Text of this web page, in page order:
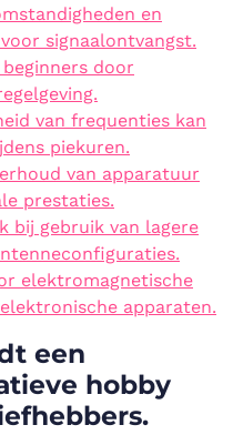
en
signaalontvangst.
door
van frequenties kan
piekuren.
van apparatuur
prestaties.
bij gebruik van lagere
elektromagnetische
apparaten.
een
hobby